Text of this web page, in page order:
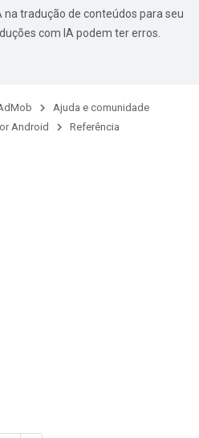
na tradução de conteúdos para seu
com IA podem ter erros.
Ajuda e comunidade
Android
Referência